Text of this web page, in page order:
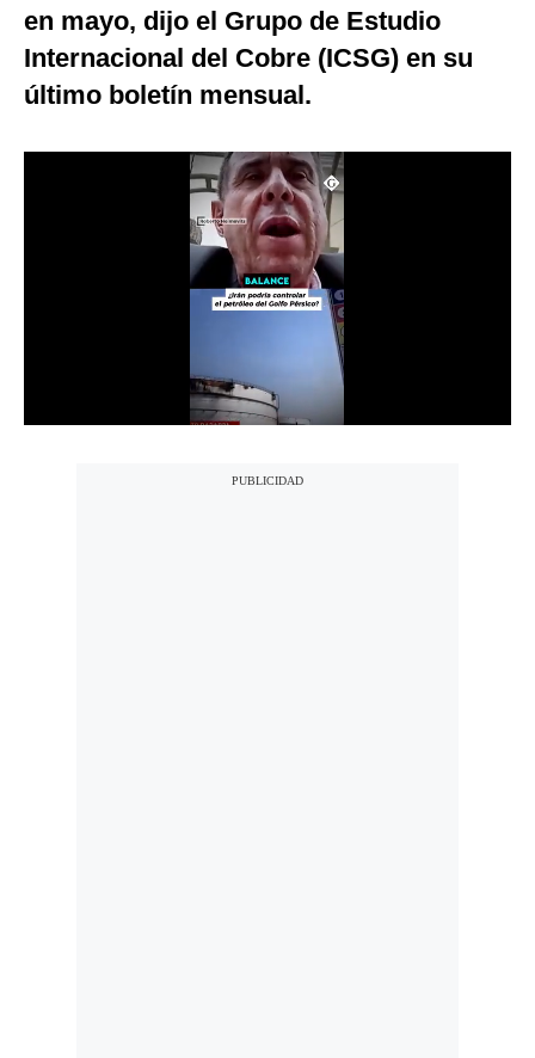
Internacional
Tecnología
Club del Suscriptor
en mayo, dijo el Grupo de Estudio
Internacional del Cobre (ICSG) en su
último boletín mensual.